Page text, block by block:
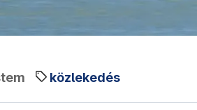
közlekedés